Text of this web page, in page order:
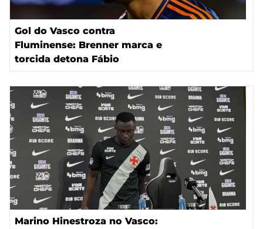
Gol do Vasco contra
Fluminense: Brenner marca e
torcida detona Fábio
Marino Hinestroza no Vasco: